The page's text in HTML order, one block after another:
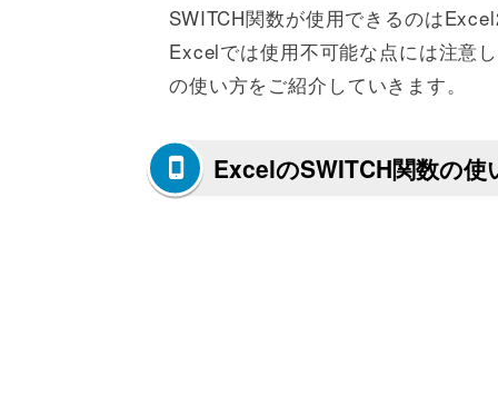
SWITCH関数が使用できるのは
Excelでは使用不可能な点には注意
の使い方をご紹介していきます。
ExcelのSWITCH関数の使